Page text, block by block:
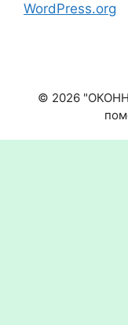
WordPress.org
© 2026